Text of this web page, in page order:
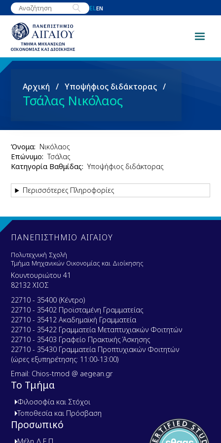
Παράκαμψη
προς
κυρίως
περιεχόμενο
ELEN
Breadcrumb
Αρχική Υποψήφιος διδάκτορας
Τσάλας Νικόλαος
Όνομα
Νικόλαος
Επώνυμο Τσάλας
Κατηγορία Βαθμίδας Υποψήφιος διδάκτορας
Περισσότερες Πληροφορίες
ΠΑΝΕΠΙΣΤΗΜΙΟ ΑΙΓΑΙΟΥ
Πολυτεχνική Σχολή
Τμήμα Μηχανικών Οικονομίας και Διοίκησης
Κουντουριώτου 41
82132 ΧΙΟΣ
22710 - 35400 (Κέντρο)
22710 - 35402 Προϊσταμένη Γραμματείας
22710 - 35412 Ακαδημαϊκή Γραμματεία
22710 - 35422 Γραμματεία Μεταπτυχιακών Φοιτητών
22710 - 35403 Γραφείο Πρακτικής Άσκησης
22710 - 35430 Γραμματεία Προπτυχιακών Φοιτητών
(ώρες εξυπηρέτησης: 11:00-13:00)
Email: Chios-tmod @ aegean.gr
Το Τμήμα
Φιλοσοφία και Στόχοι
Τοποθεσία και Πρόσβαση
Προσωπικό